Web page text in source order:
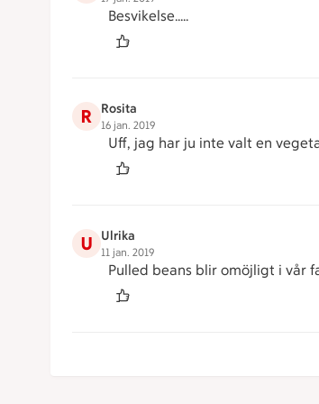
Besvikelse.....
R Rosita
16 jan. 2019
Uff, jag har ju inte valt en
U Ulrika
11 jan. 2019
Pulled beans blir omöjligt i vår